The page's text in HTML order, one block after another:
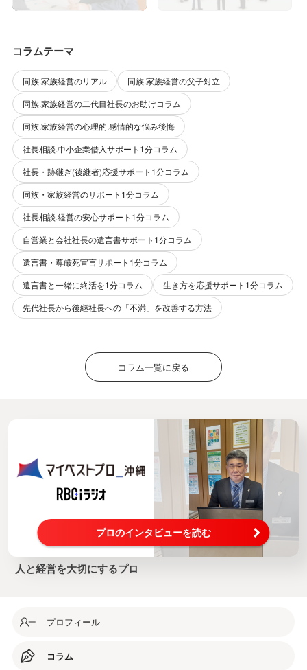
コラムテーマ
同族.家族経営のリアル
同族.家族経営の父子対立
同族.家族経営の二代目社長のお助けコラム
同族.家族経営の心理的.感情的な悩み後悔
社長相談.中小企業借入サポート1分コラム
社長・跡継ぎ(後継者)応援サポート1分コラム
同族・家族経営のサポート1分コラム
社長相談.経営の安心サポート1分コラム
自営業と会社社長の遺言書サポート1分コラム
遺言書・尊厳死宣言サポート1分コラム
遺言書と一緒に終活を1分コラム
生き方を応援サポート1分コラム
先代社長から後継社長への「不満」を改善する方法
コラム一覧に戻る
プロのインタビューを読む
人と経営を大切にするプロ
プロフィール
コラム